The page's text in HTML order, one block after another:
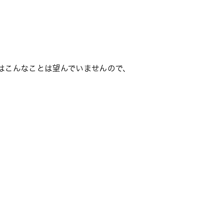
んなことは望んでいませんので、